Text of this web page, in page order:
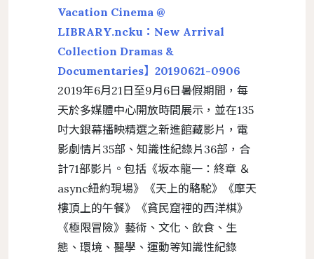
Vacation Cinema @
LIBRARY.ncku：New Arrival
Collection Dramas &
Documentaries】20190621-0906
2019年6月21日至9月6日暑假期間，每
天於多媒體中心開放時間展示，並在135
吋大銀幕播映精選之新進館藏影片，電
影劇情片35部、知識性紀錄片36部，合
計71部影片。包括《坂本龍一：終章 ＆
async紐約現場》《天上的駱駝》《摩天
樓頂上的午餐》《貧民窟裡的西洋棋》
《極限冒險》藝術、文化、飲食、生
態、環境、醫學、運動等知識性紀錄